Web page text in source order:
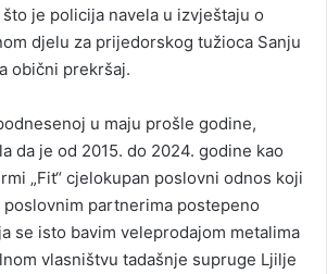
je policija navela u izvještaju o
djelu za prijedorskog tužioca Sanju
obični prekršaj.
u maju prošle godine,
da je od 2015. do 2024. godine kao
„Fit“ cjelokupan poslovni odnos koji
poslovnim partnerima postepeno
se isto bavim veleprodajom metalima
vlasništvu tadašnje supruge Ljilje